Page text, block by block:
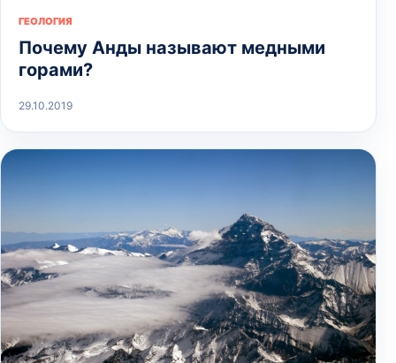
ГЕОЛОГИЯ
Почему Анды называют медными
горами?
29.10.2019